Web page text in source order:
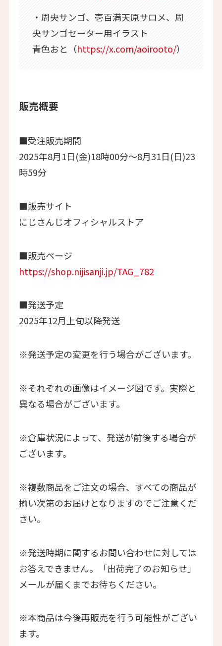
・周央サンゴ、壱百満天原サロメ、周
央サンゴセーター用イラスト
青色おと（https://x.com/aoirooto/）
販売概要
■受注販売期間
2025年8月1日(金)18時00分～8月31日(日)23
時59分
■販売サイト
にじさんじオフィシャルストア
■販売ページ
https://shop.nijisanji.jp/TAG_782
■発送予定
2025年12月上旬以降発送
※発送予定の変更を行う場合がございます。
※それぞれの画像はイメージ図です。実際と
異なる場合がございます。
※倉庫状況によって、発送が前後する場合が
ございます。
※複数商品をご注文の場合、すべての商品が
揃い次第のお届けとなりますのでご注意くだ
さい。
※発送時期に関するお問い合わせに対しては
お答えできません。「出荷完了のお知らせ」
メールが届くまでお待ちください。
※本商品は今後再販売を行う可能性がござい
ます。